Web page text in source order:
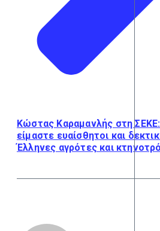
Κώστας Καραμανλής στη
είμαστε ευαίσθητοι και
Έλληνες αγρότες και